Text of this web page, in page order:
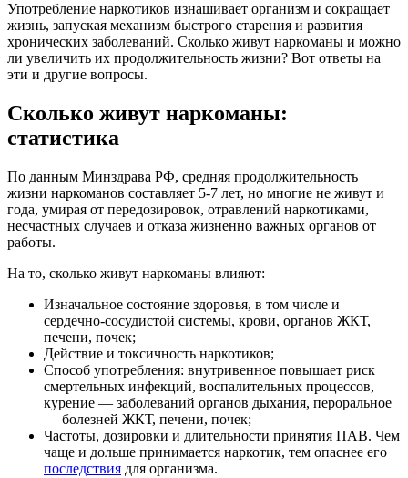
Употребление наркотиков изнашивает организм и сокращает
жизнь, запуская механизм быстрого старения и развития
хронических заболеваний. Сколько живут наркоманы и можно
ли увеличить их продолжительность жизни? Вот ответы на
эти и другие вопросы.
Сколько живут наркоманы:
статистика
По данным Минздрава РФ, средняя продолжительность
жизни наркоманов составляет 5-7 лет, но многие не живут и
года, умирая от передозировок, отравлений наркотиками,
несчастных случаев и отказа жизненно важных органов от
работы.
На то, сколько живут наркоманы влияют:
Изначальное состояние здоровья, в том числе и
сердечно-сосудистой системы, крови, органов ЖКТ,
печени, почек;
Действие и токсичность наркотиков;
Способ употребления: внутривенное повышает риск
смертельных инфекций, воспалительных процессов,
курение — заболеваний органов дыхания, пероральное
— болезней ЖКТ, печени, почек;
Частоты, дозировки и длительности принятия ПАВ. Чем
чаще и дольше принимается наркотик, тем опаснее его
последствия для организма.